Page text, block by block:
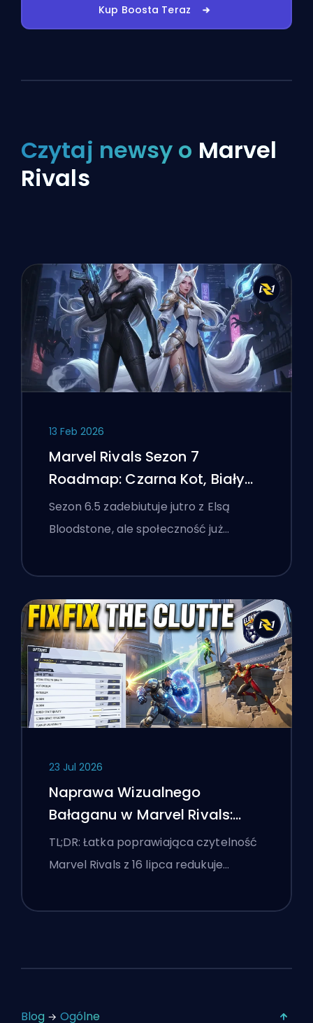
Kup Boosta Teraz
Czytaj newsy o Marvel
Rivals
13 Feb 2026
Marvel Rivals Sezon 7
Roadmap: Czarna Kot, Biały
Lis i Wydarzenie Monsters
Take Manhattan
Sezon 6.5 zadebiutuje jutro z Elsą
Bloodstone, ale społeczność już…
23 Jul 2026
Naprawa Wizualnego
Bałaganu w Marvel Rivals:
Najlepsze Ustawienia
Konkurencyjne Po Łatce z 16
TL;DR: Łatka poprawiająca czytelność
Marvel Rivals z 16 lipca redukuje…
Blog Ogólne